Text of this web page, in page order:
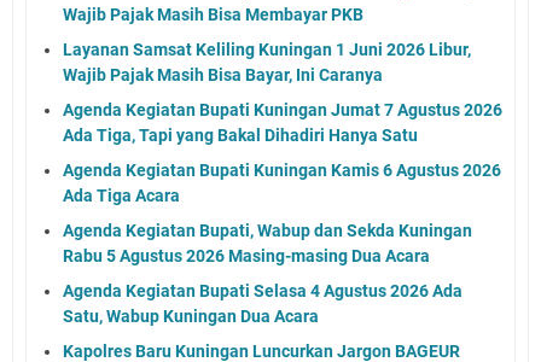
Wajib Pajak Masih Bisa Membayar PKB
Layanan Samsat Keliling Kuningan 1 Juni 2026 Libur,
Wajib Pajak Masih Bisa Bayar, Ini Caranya
Agenda Kegiatan Bupati Kuningan Jumat 7 Agustus 2026
Ada Tiga, Tapi yang Bakal Dihadiri Hanya Satu
Agenda Kegiatan Bupati Kuningan Kamis 6 Agustus 2026
Ada Tiga Acara
Agenda Kegiatan Bupati, Wabup dan Sekda Kuningan
Rabu 5 Agustus 2026 Masing-masing Dua Acara
Agenda Kegiatan Bupati Selasa 4 Agustus 2026 Ada
Satu, Wabup Kuningan Dua Acara
Kapolres Baru Kuningan Luncurkan Jargon BAGEUR